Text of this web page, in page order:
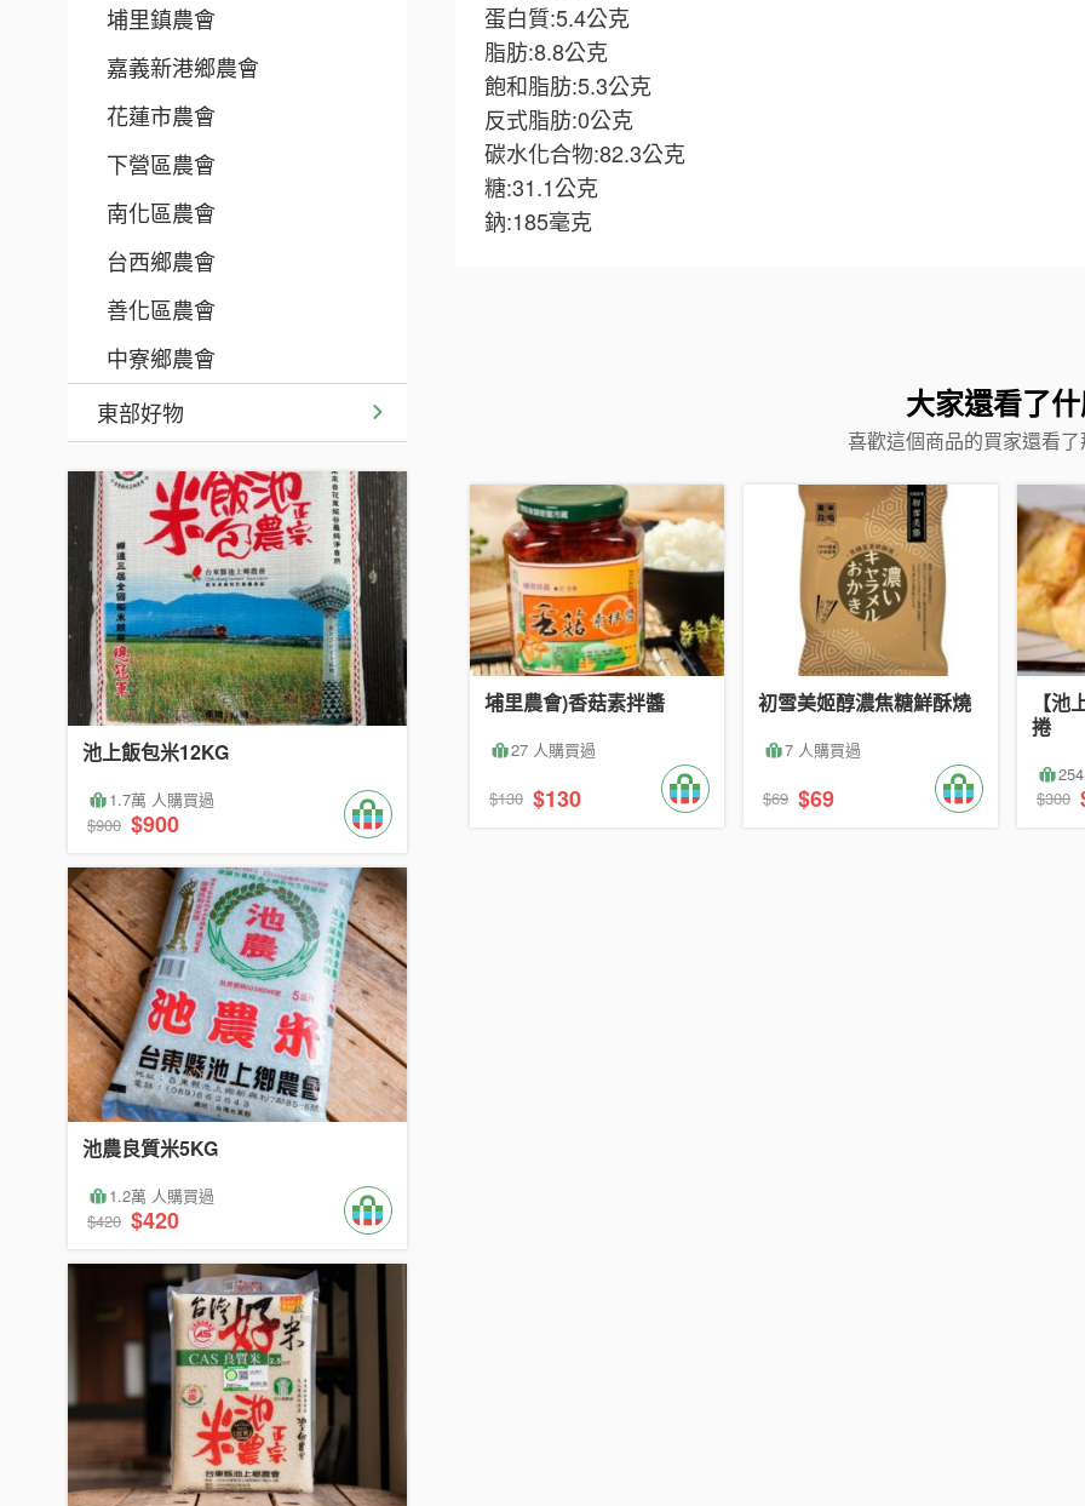
埔里鎮農會
嘉義新港鄉農會
花蓮市農會
下營區農會
南化區農會
台西鄉農會
善化區農會
中寮鄉農會
東部好物
池上飯包米12KG
1.7萬 人購買過
$900 $900
池農良質米5KG
1.2萬 人購買過
$420 $420
蛋白質:5.4公克
脂肪:8.8公克
飽和脂肪:5.3公克
反式脂肪:0公克
碳水化合物:82.3公克
糖:31.1公克
鈉:185毫克
大家還看了
喜歡這個商品的買家還看
埔里農會)香菇素拌醬
27 人購買過
$130 $130
初雪美姬醇濃焦糖鮮酥燒
7 人購買過
$69 $69
【
捲
$300